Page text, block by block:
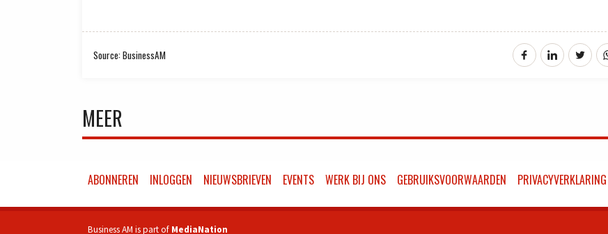
Source: BusinessAM
MEER
ABONNEREN INLOGGEN NIEUWSBRIEVEN EVENTS WERK BIJ ONS GEBRUIKSVOORWAARDEN PRIVACYVERKLARING
Business AM is part of MediaNation